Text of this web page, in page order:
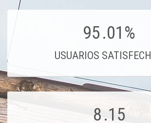
95.01%
USUARIOS
8.15